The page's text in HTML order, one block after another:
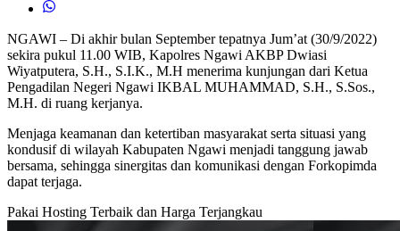
NGAWI – Di akhir bulan September tepatnya Jum’at (30/9/2022)
sekira pukul 11.00 WIB, Kapolres Ngawi AKBP Dwiasi
Wiyatputera, S.H., S.I.K., M.H menerima kunjungan dari Ketua
Pengadilan Negeri Ngawi IKBAL MUHAMMAD, S.H., S.Sos.,
M.H. di ruang kerjanya.
Menjaga keamanan dan ketertiban masyarakat serta situasi yang
kondusif di wilayah Kabupaten Ngawi menjadi tanggung jawab
bersama, sehingga sinergitas dan komunikasi dengan Forkopimda
dapat terjaga.
Pakai Hosting Terbaik dan Harga Terjangkau